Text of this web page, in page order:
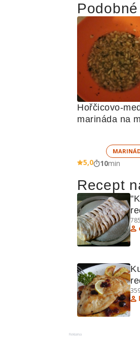
Hořčicovo-
marináda na
5,0 10min
Recept
Reklama